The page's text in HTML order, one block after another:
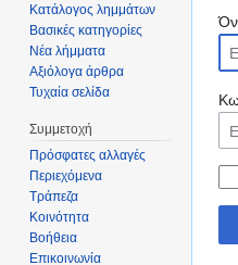
Κατάλογος λημμάτων
Βασικές κατηγορίες
Νέα λήμματα
Αξιόλογα άρθρα
Τυχαία σελίδα
Συμμετοχή
Πρόσφατες αλλαγές
Περιεχόμενα
Τράπεζα
Κοινότητα
Βοήθεια
Επικοινωνία